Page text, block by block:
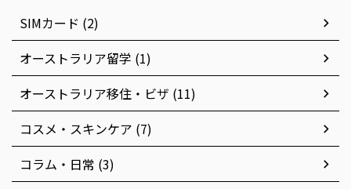
SIMカード (2)
オーストラリア留学 (1)
オーストラリア移住・ビザ (11)
コスメ・スキンケア (7)
コラム・日常 (3)